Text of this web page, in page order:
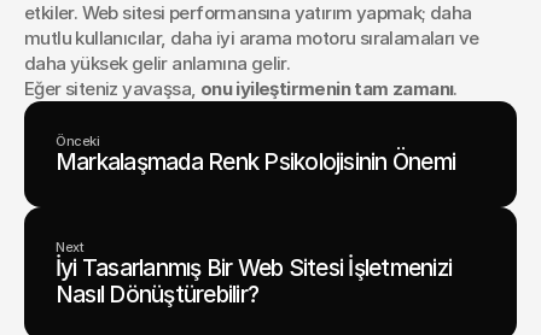
etkiler. Web sitesi performansına yatırım yapmak; daha
mutlu kullanıcılar, daha iyi arama motoru sıralamaları ve
daha yüksek gelir anlamına gelir.
Eğer siteniz yavaşsa, onu iyileştirmenin tam zamanı.
Önceki
Markalaşmada Renk Psikolojisinin Önemi
Next
İyi Tasarlanmış Bir Web Sitesi İşletmenizi
Nasıl Dönüştürebilir?